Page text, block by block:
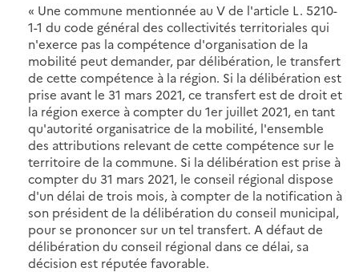
« Une commune mentionnée au V de l'article L. 5210-
1-1 du code général des collectivités territoriales qui
n'exerce pas la compétence d'organisation de la
mobilité peut demander, par délibération, le transfert
de cette compétence à la région. Si la délibération est
prise avant le 31 mars 2021, ce transfert est de droit et
la région exerce à compter du 1er juillet 2021, en tant
qu'autorité organisatrice de la mobilité, l'ensemble
des attributions relevant de cette compétence sur le
territoire de la commune. Si la délibération est prise à
compter du 31 mars 2021, le conseil régional dispose
d'un délai de trois mois, à compter de la notification à
son président de la délibération du conseil municipal,
pour se prononcer sur un tel transfert. A défaut de
délibération du conseil régional dans ce délai, sa
décision est réputée favorable.